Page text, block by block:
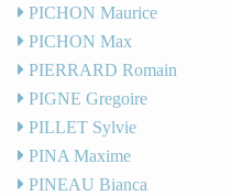
PICHON Maurice
PICHON Max
PIERRARD Romain
PIGNE Gregoire
PILLET Sylvie
PINA Maxime
PINEAU Bianca